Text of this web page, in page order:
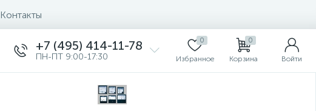
Контакты
+7 (495) 414-11-78
ПН-ПТ 9:00-17:30
0
Избранное
0
Корзина Войти